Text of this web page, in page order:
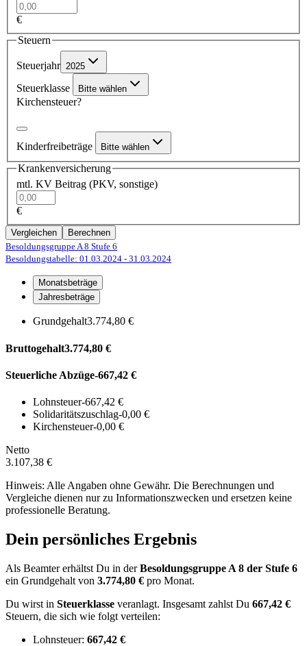
€
Steuern
Steuerjahr 2025
Steuerklasse Bitte wählen
Kirchensteuer?
Kinderfreibeträge Bitte wählen
Krankenversicherung
mtl. KV Beitrag (PKV, sonstige)
€
Vergleichen
Berechnen
Besoldungsgruppe A 8 Stufe 6
Besoldungstabelle: 01.03.2024 - 31.03.2024
Monatsbeträge
Jahresbeträge
Grundgehalt3.774,80 €
Bruttogehalt3.774,80 €
Steuerliche Abzüge-667,42 €
Lohnsteuer-667,42 €
Solidaritätszuschlag-0,00 €
Kirchensteuer-0,00 €
Netto
3.107,38 €
Hinweis: Alle Angaben ohne Gewähr. Die Berechnungen und
Vergleiche dienen nur zu Informationszwecken und ersetzen keine
professionelle Beratung.
Dein persönliches Ergebnis
Als Beamter erhältst Du in derBesoldungsgruppe A 8 der Stufe 6
ein Grundgehalt von 3.774,80 € pro Monat.
Du wirst in Steuerklasse veranlagt. Insgesamt zahlst Du 667,42 €
Steuern, die sich wie folgt verteilen:
Lohnsteuer: 667,42 €